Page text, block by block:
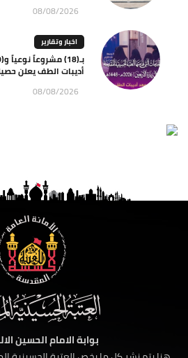
08/08/2026
اخبار وتقارير
أديبات الطف يعلن
08/08/2026
بوابة الامام الحسين